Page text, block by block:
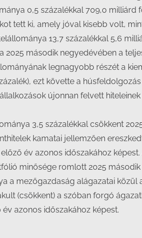
0,5 százalékkal 709,0
tett ki, amely jóval kisebb volt,
13,7 százalékkal 5,6
2025 második negyedévében a
legnagyobb részét a
ezt követte a
újonnan felvett
3,5 százalékkal csökkent
kamatai jellemzően
év azonos időszakához
minősége romlott 2025
a mezőgazdaság alágazatai
(csökkent) a szóban forgó
azonos időszakához képest.